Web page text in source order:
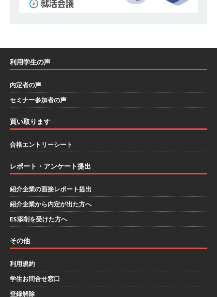
合建設会社（ゼネコン） ｜ 充実の福利厚生・資
[ 2026年5月12日 ] 【 28卒 ｜ 愛知勤務・転勤な
ハウで素材から生産まで国内で唯一一貫生産する
ルテック
体育会積極採用企業
[ 2026年5月11日 ] ≪ 27卒 ｜ ES・適性検査自動
合格で一次確約!! ≫説明会最終開催!｜ 整形外
科・疼痛領域から信頼の厚い老舗製薬メーカー
[ 2026年5月10日 ] ≪ 27卒 ≫ 大手医薬品や食品
メーカー向けに世界から輸入した生薬・漢方原材
利用学生の声
内定者の声
セミナー参加者の声
買い取ります
合格エントリーシート
レポート・アンケート提出
紹介企業の面接レポート提出
紹介企業から内定が出た方へ
ES添削を受けた方へ
その他
利用規約
学生お問合せ窓口
登録解除